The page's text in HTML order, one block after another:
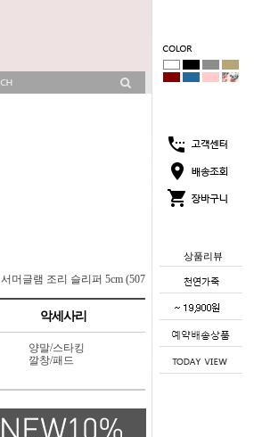
상품리뷰
코코썸 슬리퍼 4cm (715V11)
[소가죽] 에르 스니커즈 4cm (1011X2)
서머글램 조리 슬리퍼 5cm (507V3)
악세사리
양말/스타킹
깔창/패드